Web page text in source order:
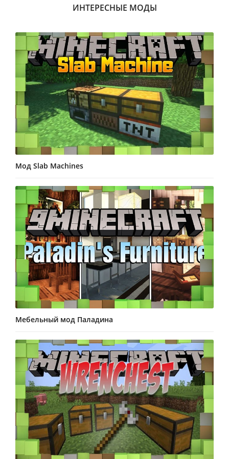
ИНТЕРЕСНЫЕ МОДЫ
Мод Slab Machines
Мебельный мод Паладина